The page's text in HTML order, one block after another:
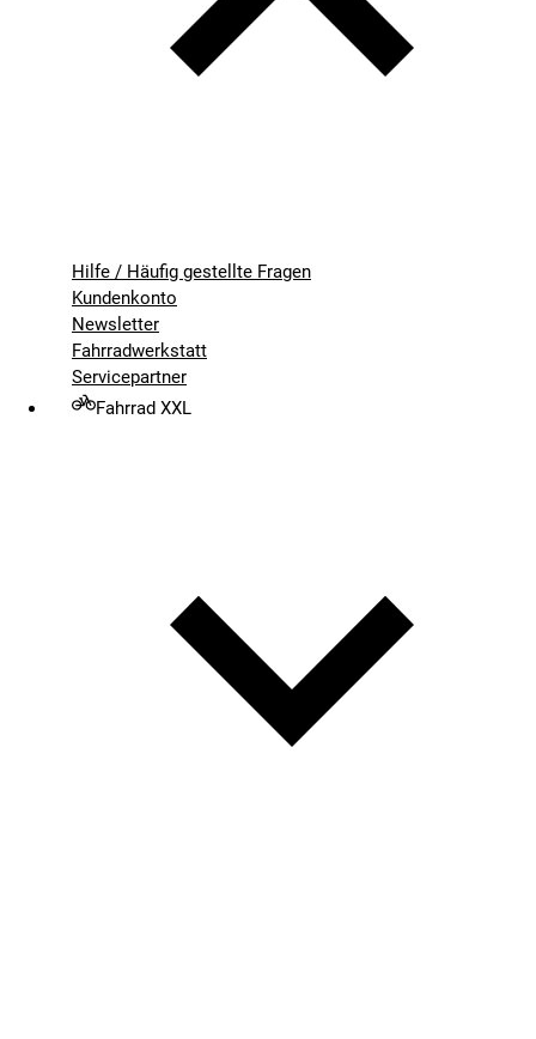
Hilfe / Häufig gestellte Fragen
Kundenkonto
Newsletter
Fahrradwerkstatt
Servicepartner
Fahrrad XXL